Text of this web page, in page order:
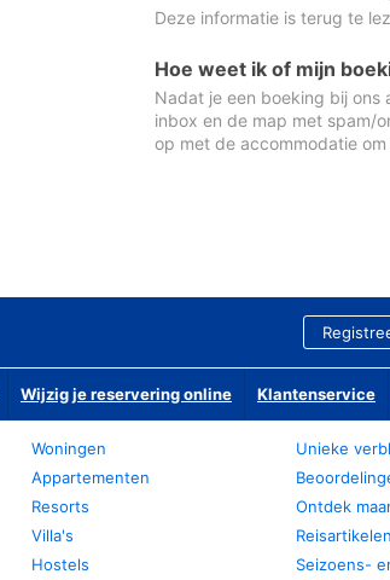
Deze informatie is terug te
Hoe weet ik of mijn
Nadat je een boeking bij ons
inbox en de map met spam/
op met de accommodatie
Wijzig je reservering online Klantenservice
Woningen
Appartementen
Resorts
Villa's
Hostels
Unieke
Ontdek
Reisartikelen
Seizoens-